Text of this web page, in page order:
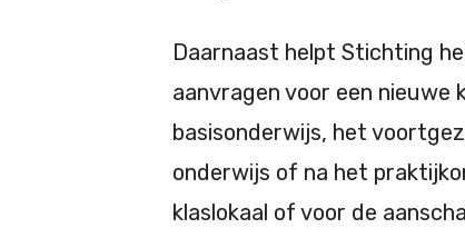
Daarnaast helpt Stichting
aanvragen voor een nieuwe
basisonderwijs, het
onderwijs of na het
klaslokaal of voor de